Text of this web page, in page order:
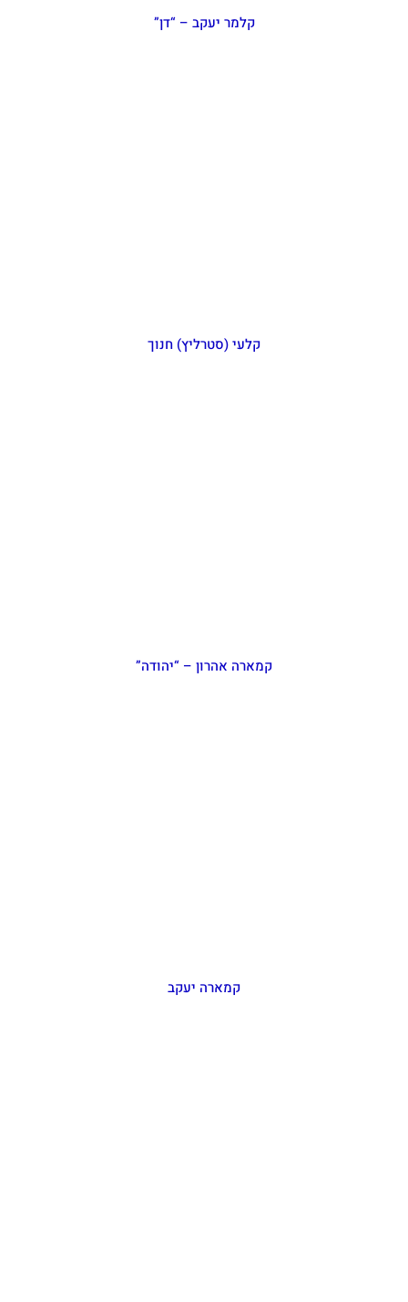
קלמר יעקב – “דן”
קלעי (סטרליץ) חנוך
קמארה אהרון – “יהודה”
קמארה יעקב